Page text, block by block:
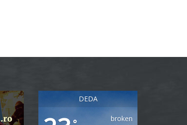
DEDA
broken